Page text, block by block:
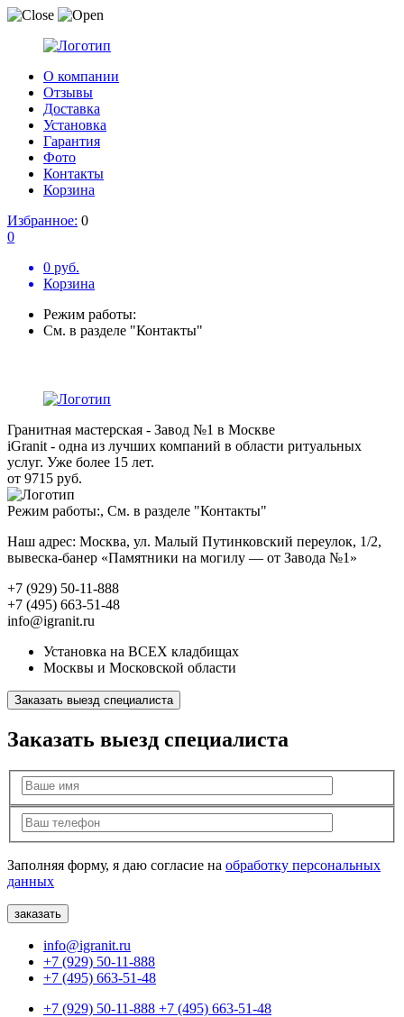
О компании
Отзывы
Доставка
Установка
Гарантия
Фото
Контакты
Корзина
Избранное: 0
0
0 руб.
Корзина
Режим работы:
См. в разделе "Контакты"
Гранитная мастерская - Завод №1 в Москве
iGranit - одна из лучших компаний в области ритуальных
услуг. Уже более 15 лет.
от 9715 руб.
Режим работы:, См. в разделе "Контакты"
Наш адрес: Москва, ул. Малый Путинковский переулок, 1/2,
вывеска-банер «Памятники на могилу — от Завода №1»
+7 (929) 50-11-888
+7 (495) 663-51-48
info@igranit.ru
Установка на ВСЕХ кладбищах
Москвы и Московской области
Заказать выезд специалиста
Заказать выезд специалиста
Заполняя форму, я даю согласие на обработку персональных
данных
info@igranit.ru
+7 (929) 50-11-888
+7 (495) 663-51-48
+7 (929) 50-11-888 +7 (495) 663-51-48